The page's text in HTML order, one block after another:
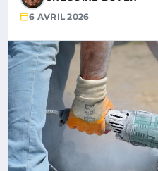
6 AVRIL 2026